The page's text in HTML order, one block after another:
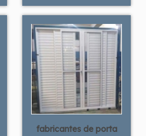
fabricantes de porta